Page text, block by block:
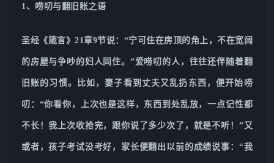
1、唠叨与翻旧账之语
圣经《箴言》21章9节说：“宁可住在房顶的角上，不在宽阔
的房屋与争吵的妇人同住。”爱唠叨的人，往往还伴随着翻
旧账的习惯。比如，妻子看到丈夫又乱扔东西，便开始唠
叨：“你看你，上次也是这样，东西到处乱放，一点记性都
不长！我上次收拾完，跟你说了多少次了，就是不听！”又
或者，孩子考试没考好，家长便翻出以前的成绩说事：“我